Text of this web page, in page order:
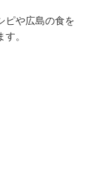
ピや広島の食を
。